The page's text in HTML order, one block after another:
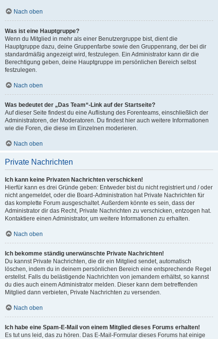
Nach oben
Was ist eine Hauptgruppe?
Wenn du Mitglied in mehr als einer Benutzergruppe bist, dient die
Hauptgruppe dazu, deine Gruppenfarbe sowie den Gruppenrang, der bei dir
standardmäßig angezeigt wird, festzulegen. Ein Administrator kann dir die
Berechtigung geben, deine Hauptgruppe im persönlichen Bereich selbst
festzulegen.
Nach oben
Was bedeutet der „Das Team“-Link auf der Startseite?
Auf dieser Seite findest du eine Auflistung des Forenteams, einschließlich der
Administratoren, der Moderatoren. Du findest hier auch weitere Informationen
wie die Foren, die diese im Einzelnen moderieren.
Nach oben
Private Nachrichten
Ich kann keine Privaten Nachrichten verschicken!
Hierfür kann es drei Gründe geben: Entweder bist du nicht registriert und / oder
nicht angemeldet, oder die Board-Administration hat Private Nachrichten für
das komplette Forum ausgeschaltet. Außerdem könnte es sein, dass der
Administrator dir das Recht, Private Nachrichten zu verschicken, entzogen hat.
Kontaktiere einen Administrator, um weitere Informationen zu erhalten.
Nach oben
Ich bekomme ständig unerwünschte Private Nachrichten!
Du kannst Private Nachrichten, die dir ein Mitglied sendet, automatisch
löschen, indem du in deinem persönlichen Bereich eine entsprechende Regel
erstellst. Falls du belästigende Nachrichten von jemandem erhältst, so kannst
du dies auch einem Administrator melden. Dieser kann dem betreffenden
Mitglied dann verbieten, Private Nachrichten zu versenden.
Nach oben
Ich habe eine Spam-E-Mail von einem Mitglied dieses Forums erhalten!
Es tut uns leid, das zu hören. Das E-Mail-Formular dieses Forums hat einige